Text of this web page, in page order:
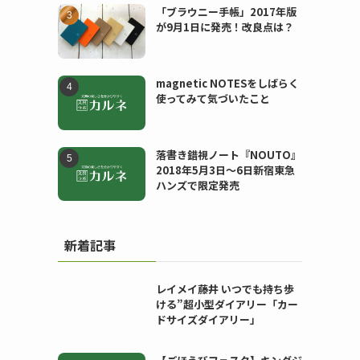
「ブラウニー手帳」2017年版
が9月1日に発売！改良点は？
magnetic NOTESをしばらく
使ってみて気づいたこと
落書き錯視ノート『NOUTO』
2018年5月3日〜6日新宿東急
ハンズで限定発売
新着記事
レイメイ藤井 いつでも持ち歩
ける”超小型ダイアリー「カー
ドサイズダイアリー」